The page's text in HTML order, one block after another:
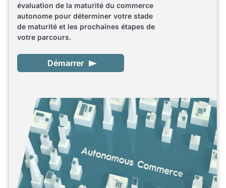
évaluation de la maturité du commerce
autonome pour déterminer votre stade
de maturité et les prochaines étapes de
votre parcours.
Démarrer